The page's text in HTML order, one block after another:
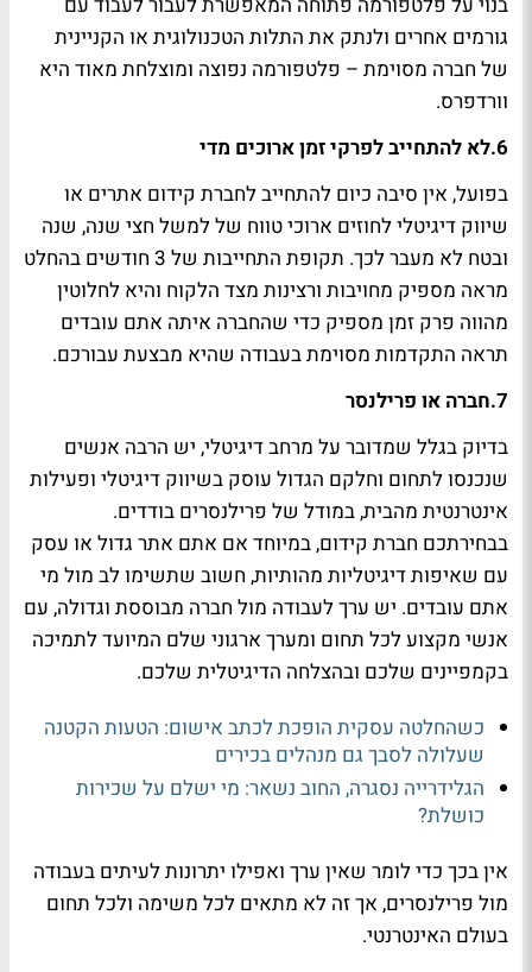
גורמים אחרים ולנתק את התלות הטכנולוגית או הקניינית
של חברה מסוימת – פלטפורמה נפוצה ומוצלחת מאוד היא
וורדפרס.
6. לא להתחייב לפרקי זמן ארוכים מדי
בפועל, אין סיבה כיום להתחייב לחברת קידום אתרים או
שיווק דיגיטלי לחוזים ארוכי טווח של למשל חצי שנה, שנה
ובטח לא מעבר לכך. תקופת התחייבות של 3 חודשים בהחלט
מראה מספיק מחויבות ורצינות מצד הלקוח והיא לחלוטין
מהווה פרק זמן מספיק כדי שהחברה איתה אתם עובדים
תראה התקדמות מסוימת בעבודה שהיא מבצעת עבורכם.
7. חברה או פרילנסר
בדיוק בגלל שמדובר על מרחב דיגיטלי, יש הרבה אנשים
שנכנסו לתחום וחלקם הגדול עוסק בשיווק דיגיטלי ופעילות
אינטרנטית מהבית, במודל של פרילנסרים בודדים.
בבחירתכם חברת קידום, במיוחד אם אתם אתר גדול או עסק
עם שאיפות דיגיטליות מהותיות, חשוב שתשימו לב מול מי
אתם עובדים. יש ערך לעבודה מול חברה מבוססת וגדולה, עם
אנשי מקצוע לכל תחום ומערך ארגוני שלם המיועד לתמיכה
בקמפיינים שלכם ובהצלחה הדיגיטלית שלכם.
כשהחלטה עסקית הופכת לכתב אישום: הטעות הקטנה
שעלולה לסבך גם מנהלים בכירים
הגלידרייה נסגרה, החוב נשאר: מי ישלם על שכירות
כושלת?
אין בכך כדי לומר שאין ערך ואפילו יתרונות לעיתים בעבודה
מול פרילנסרים, אך זה לא מתאים לכל משימה ולכל תחום
בעולם האינטרנטי.